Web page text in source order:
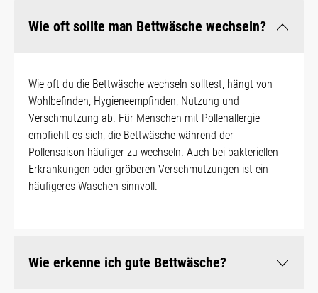
Wie oft sollte man Bettwäsche wechseln?
Wie oft du die Bettwäsche wechseln solltest, hängt von
Wohlbefinden, Hygieneempfinden, Nutzung und
Verschmutzung ab. Für Menschen mit Pollenallergie
empfiehlt es sich, die Bettwäsche während der
Pollensaison häufiger zu wechseln. Auch bei bakteriellen
Erkrankungen oder gröberen Verschmutzungen ist ein
häufigeres Waschen sinnvoll.
Wie erkenne ich gute Bettwäsche?